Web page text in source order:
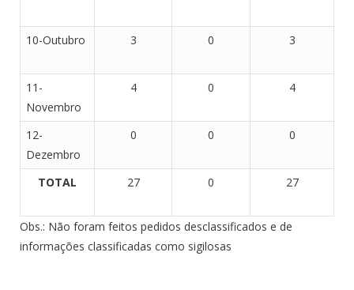
10-Outubro 3 0 3
11-
Novembro
4 0 4
12-
Dezembro
0 0 0
TOTAL 27 0 27
Obs.: Não foram feitos pedidos desclassificados e de
informações classificadas como sigilosas